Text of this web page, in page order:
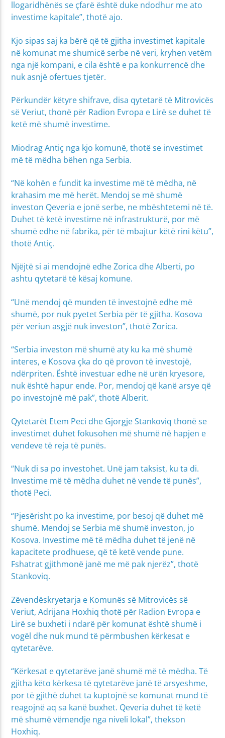
llogaridhënës se çfarë është duke ndodhur me ato
investime kapitale”, thotë ajo.
Kjo sipas saj ka bërë që të gjitha investimet kapitale
në komunat me shumicë serbe në veri, kryhen vetëm
nga një kompani, e cila është e pa konkurrencë dhe
nuk asnjë ofertues tjetër.
Përkundër këtyre shifrave, disa qytetarë të Mitrovicës
së Veriut, thonë për Radion Evropa e Lirë se duhet të
ketë më shumë investime.
Miodrag Antiç nga kjo komunë, thotë se investimet
më të mëdha bëhen nga Serbia.
“Në kohën e fundit ka investime më të mëdha, në
krahasim me më herët. Mendoj se më shumë
investon Qeveria e jonë serbe, ne mbështetemi në të.
Duhet të ketë investime në infrastrukturë, por më
shumë edhe në fabrika, për të mbajtur këtë rini këtu”,
thotë Antiç.
Njëjtë si ai mendojnë edhe Zorica dhe Alberti, po
ashtu qytetarë të kësaj komune.
“Unë mendoj që munden të investojnë edhe më
shumë, por nuk pyetet Serbia për të gjitha. Kosova
për veriun asgjë nuk investon”, thotë Zorica.
“Serbia investon më shumë aty ku ka më shumë
interes, e Kosova çka do që provon të investojë,
ndërpriten. Është investuar edhe në urën kryesore,
nuk është hapur ende. Por, mendoj që kanë arsye që
po investojnë më pak”, thotë Alberit.
Qytetarët Etem Peci dhe Gjorgje Stankoviq thonë se
investimet duhet fokusohen më shumë në hapjen e
vendeve të reja të punës.
“Nuk di sa po investohet. Unë jam taksist, ku ta di.
Investime më të mëdha duhet në vende të punës”,
thotë Peci.
“Pjesërisht po ka investime, por besoj që duhet më
shumë. Mendoj se Serbia më shumë investon, jo
Kosova. Investime më të mëdha duhet të jenë në
kapacitete prodhuese, që të ketë vende pune.
Fshatrat gjithmonë janë me më pak njerëz”, thotë
Stankoviq.
Zëvendëskryetarja e Komunës së Mitrovicës së
Veriut, Adrijana Hoxhiq thotë për Radion Evropa e
Lirë se buxheti i ndarë për komunat është shumë i
vogël dhe nuk mund të përmbushen kërkesat e
qytetarëve.
“Kërkesat e qytetarëve janë shumë më të mëdha. Të
gjitha këto kërkesa të qytetarëve janë të arsyeshme,
por të gjithë duhet ta kuptojnë se komunat mund të
reagojnë aq sa kanë buxhet. Qeveria duhet të ketë
më shumë vëmendje nga niveli lokal”, thekson
Hoxhiq.